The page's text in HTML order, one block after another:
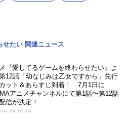
せたい 関連ニュース
『愛してるゲームを終わらせたい』よ
12話「幼なじみは乙女ですから」先行
ット＆あらすじ到着！ 7月1日に
アニメチャンネルにて第1話〜第12話
信が決定！
29 18:00